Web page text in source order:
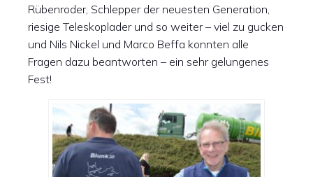
Rübenroder, Schlepper der neuesten Generation,
riesige Teleskoplader und so weiter – viel zu gucken
und Nils Nickel und Marco Beffa konnten alle
Fragen dazu beantworten – ein sehr gelungenes
Fest!